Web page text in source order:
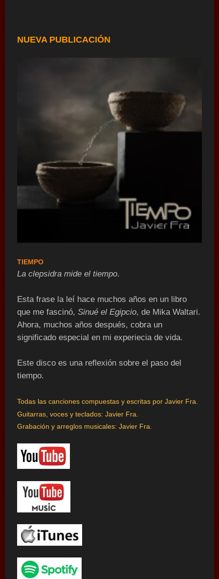
NUEVA PUBLICACIÓN
TIEMPO
La clepsidra mide el tiempo
Esta frase la leí hace muchos años en un libro
que me fascinó, Sinué el Egipcio , de Mika Waltari.
Ahora, muchos años después, cobra un
significado especial en mi experiecia de vida.
Este disco es una reflexión sobre el paso del
tiempo.
Todas las canciones compuestas y escritas por Javier Fra.
Guitarras, voces y teclados: Javier Fra.
Grabación y arreglos musicales: Javier Fra.